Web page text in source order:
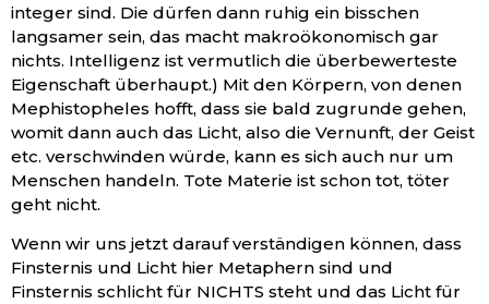
integer sind. Die dürfen dann ruhig ein bisschen
langsamer sein, das macht makroökonomisch gar
nichts. Intelligenz ist vermutlich die überbewerteste
Eigenschaft überhaupt.) Mit den Körpern, von denen
Mephistopheles hofft, dass sie bald zugrunde gehen,
womit dann auch das Licht, also die Vernunft, der Geist
etc. verschwinden würde, kann es sich auch nur um
Menschen handeln. Tote Materie ist schon tot, töter
geht nicht.
Wenn wir uns jetzt darauf verständigen können, dass
Finsternis und Licht hier Metaphern sind und
Finsternis schlicht für NICHTS steht und das Licht für